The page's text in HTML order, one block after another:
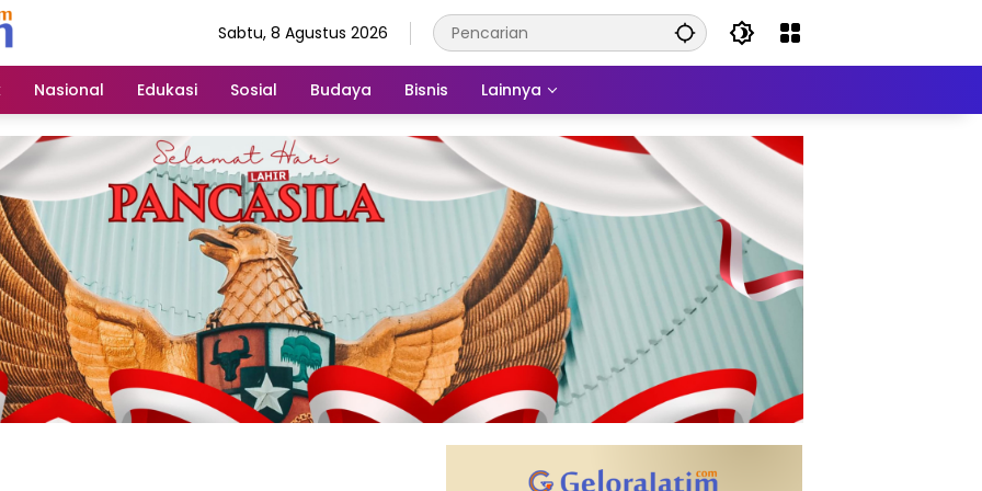
Sabtu, 8 Agustus 2026
Nasional Edukasi Sosial Budaya Bisnis Lainnya